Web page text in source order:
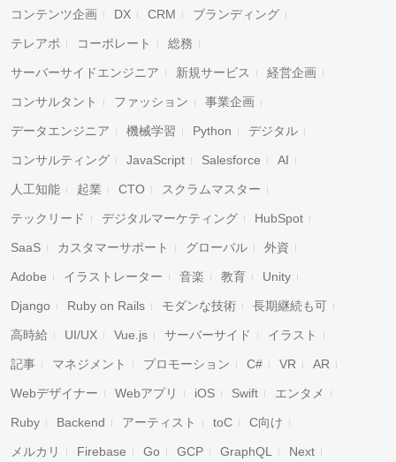
コンテンツ企画 DX CRM ブランディング
テレアポ コーポレート 総務
サーバーサイドエンジニア 新規サービス 経営企画
コンサルタント ファッション 事業企画
データエンジニア 機械学習 Python デジタル
コンサルティング JavaScript Salesforce AI
人工知能 起業 CTO スクラムマスター
テックリード デジタルマーケティング HubSpot
SaaS カスタマーサポート グローバル 外資
Adobe イラストレーター 音楽 教育 Unity
Django Ruby on Rails モダンな技術 長期継続も可
高時給 UI/UX Vue.js サーバーサイド イラスト
記事 マネジメント プロモーション C# VR AR
Webデザイナー Webアプリ iOS Swift エンタメ
Ruby Backend アーティスト toC C向け
メルカリ Firebase Go GCP GraphQL Next